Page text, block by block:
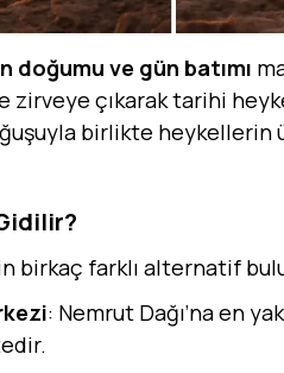
doğumu ve gün batımı
zirveye çıkarak tarihi
birlikte heykellerin
birkaç farklı alternatif
: Nemrut Dağı’na en